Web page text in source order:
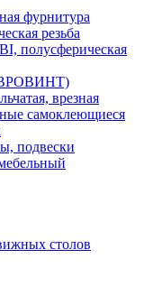
фурнитура
резьба
полусферическая
врезная
самоклеющиеся
подвески
столов